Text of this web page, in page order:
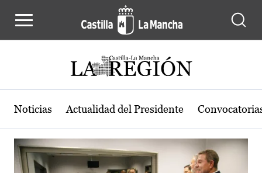
Actualidad de la región de Castilla-
Noticias Actualidad del Presidente